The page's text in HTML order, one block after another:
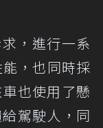
，進行一系
，也同時採
也使用了懸
駕駛人，同